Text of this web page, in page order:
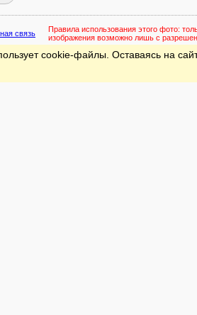
связь Правила использования этого фото:
изображения возможно лишь с
cookie-файлы. Оставаясь на